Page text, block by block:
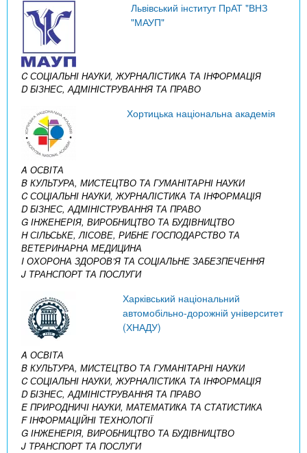
Львівський інститут ПрАТ "ВНЗ
"МАУП"
C СОЦІАЛЬНІ НАУКИ, ЖУРНАЛІСТИКА ТА ІНФОРМАЦІЯ
D БІЗНЕС, АДМІНІСТРУВАННЯ ТА ПРАВО
Хортицька національна академія
A ОСВІТА
B КУЛЬТУРА, МИСТЕЦТВО ТА ГУМАНІТАРНІ НАУКИ
C СОЦІАЛЬНІ НАУКИ, ЖУРНАЛІСТИКА ТА ІНФОРМАЦІЯ
D БІЗНЕС, АДМІНІСТРУВАННЯ ТА ПРАВО
G ІНЖЕНЕРІЯ, ВИРОБНИЦТВО ТА БУДІВНИЦТВО
H СІЛЬСЬКЕ, ЛІСОВЕ, РИБНЕ ГОСПОДАРСТВО ТА
ВЕТЕРИНАРНА МЕДИЦИНА
I ОХОРОНА ЗДОРОВ’Я ТА СОЦІАЛЬНЕ ЗАБЕЗПЕЧЕННЯ
J ТРАНСПОРТ ТА ПОСЛУГИ
Харківський національний
автомобільно-дорожній університет
(ХНАДУ)
A ОСВІТА
B КУЛЬТУРА, МИСТЕЦТВО ТА ГУМАНІТАРНІ НАУКИ
C СОЦІАЛЬНІ НАУКИ, ЖУРНАЛІСТИКА ТА ІНФОРМАЦІЯ
D БІЗНЕС, АДМІНІСТРУВАННЯ ТА ПРАВО
E ПРИРОДНИЧІ НАУКИ, МАТЕМАТИКА ТА СТАТИСТИКА
F ІНФОРМАЦІЙНІ ТЕХНОЛОГІЇ
G ІНЖЕНЕРІЯ, ВИРОБНИЦТВО ТА БУДІВНИЦТВО
J ТРАНСПОРТ ТА ПОСЛУГИ